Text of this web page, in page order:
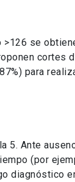
>126 se
cortes
para
5. Ante
(por
diagnóstico